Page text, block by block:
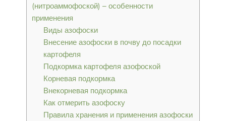
(нитроаммофоской) – особенности
применения
Виды азофоски
Внесение азофоски в почву до посадки
картофеля
Подкормка картофеля азофоской
Корневая подкормка
Внекорневая подкормка
Как отмерить азофоску
Правила хранения и применения азофоски